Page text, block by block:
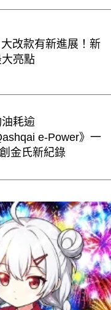
改款有新進展！新
亮點
耗逾
e-Power》一
金氏新紀錄